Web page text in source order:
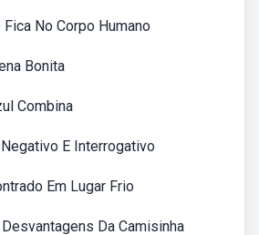
No Corpo Humano
Bonita
Combina
E Interrogativo
Em Lugar Frio
Da Camisinha